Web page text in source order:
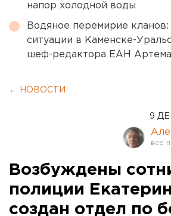
напор холодной воды
Водяное перемирие кланов:
ситуации в Каменске-
шеф-редактора ЕАН Артема
← НОВОСТИ
9
Возбуждены
полиции
создан отдел по